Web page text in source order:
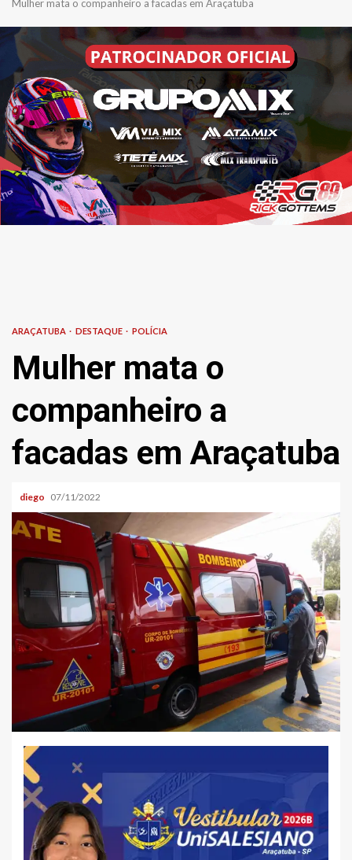
Mulher mata o companheiro a facadas em Araçatuba
ARAÇATUBA DESTAQUE POLÍCIA
Mulher mata o
companheiro a
facadas em Araçatuba
diego 07/11/2022